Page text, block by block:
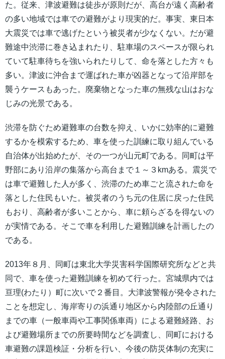
た。従来、津波避難は徒歩が原則だが、高台が遠く高齢者
の多い地域では車での避難がより現実的だ。事実、東日本
大震災では車で逃げたという被災者が少なくない。だが避
難途中渋滞に巻き込まれたり、駐車場のスペースが限られ
ていて駐車待ちを強いられたりして、命を落とした方々も
多い。津波に沖合まで運ばれた車が凶器となって沿岸部を
襲うケースもあった。廃棄物となった車の無残な山はおな
じみの光景である。
渋滞を防ぐため避難車の台数を抑え、いかに効率的に避難
するかを模索するため、車を使った訓練に取り組んでいる
自治体が出始めたが、その一つが山元町である。同町は平
野部にあり沿岸の集落から高台まで１～３kmある。震災で
は車で避難した人が多く、渋滞のため車ごと流された命を
落とした住民もいた。被災者のうち元の住居に戻った住民
もおり、高齢者が多いことから、車に頼らざるを得ないの
が実情である。そこで車を利用した避難訓練を計画したの
である。
2013年８月、同町は東北大学災害科学国際研究所などと共
同で、車を使った避難訓練を初めて行った。宮城県内では
亘理(わたり）町に次いで２番目。大津波警報が発令された
ことを想定し、海岸寄りの浜通り地区から内陸部の丘通り
までの車（一般車両や工事関係車両）による避難経路、お
よび避難場所までの所要時間などを調査し、同町における
車避難の課題検証・分析を行い、今後の防災体制の充実に